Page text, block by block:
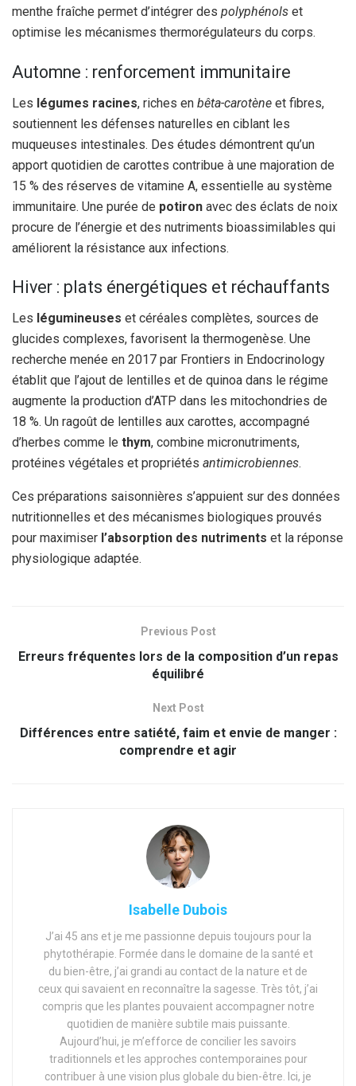
menthe fraîche permet d’intégrer des polyphénols et
optimise les mécanismes thermorégulateurs du corps.
Automne : renforcement immunitaire
Les légumes racines, riches en bêta-carotène et fibres,
soutiennent les défenses naturelles en ciblant les
muqueuses intestinales. Des études démontrent qu’un
apport quotidien de carottes contribue à une majoration de
15 % des réserves de vitamine A, essentielle au système
immunitaire. Une purée de potiron avec des éclats de noix
procure de l’énergie et des nutriments bioassimilables qui
améliorent la résistance aux infections.
Hiver : plats énergétiques et réchauffants
Les légumineuses et céréales complètes, sources de
glucides complexes, favorisent la thermogenèse. Une
recherche menée en 2017 par Frontiers in Endocrinology
établit que l’ajout de lentilles et de quinoa dans le régime
augmente la production d’ATP dans les mitochondries de
18 %. Un ragoût de lentilles aux carottes, accompagné
d’herbes comme le thym, combine micronutriments,
protéines végétales et propriétés antimicrobiennes.
Ces préparations saisonnières s’appuient sur des données
nutritionnelles et des mécanismes biologiques prouvés
pour maximiser l’absorption des nutriments et la réponse
physiologique adaptée.
Previous Post
Erreurs fréquentes lors de la composition d’un repas
équilibré
Next Post
Différences entre satiété, faim et envie de manger :
comprendre et agir
Isabelle Dubois
J’ai 45 ans et je me passionne depuis toujours pour la
phytothérapie. Formée dans le domaine de la santé et
du bien-être, j’ai grandi au contact de la nature et de
ceux qui savaient en reconnaître la sagesse. Très tôt, j’ai
compris que les plantes pouvaient accompagner notre
quotidien de manière subtile mais puissante.
Aujourd’hui, je m’efforce de concilier les savoirs
traditionnels et les approches contemporaines pour
contribuer à une vision plus globale du bien-être. Ici, je